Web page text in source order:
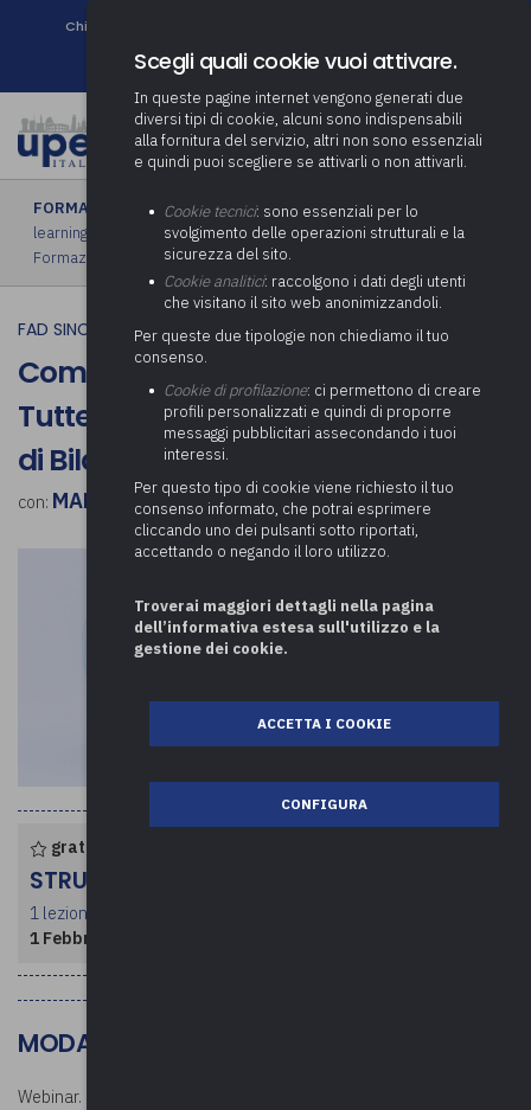
Chi siamo
Newsletter
FORMAZIONE ›FAD sincrona (in diretta)|FAD asincrona (e-
learning)
Formazione obbligatoria|Formazione in aula|
Formazione in house|Piano formativo gratuito associati
FAD SINCRONA (IN DIRETTA)
Come si va in pensione nel 2024?
Tutte le novità alla luce della Legge
di Bilancio per il 2024
con: MANUELA NALDI
gratuito per enti associati
STRUTTURA CORSO
1 lezione per un totale di 3 ore
1 Febbraio 2024
MODALITÀ DI SVOLGIMENTO
Webinar.
Scegli quali cookie vuoi attivare.
In queste pagine internet vengono generati due
diversi tipi di cookie, alcuni sono indispensabili
alla fornitura del servizio, altri non sono essenziali
e quindi puoi scegliere se attivarli o non attivarli.
Cookie tecnici: sono essenziali per lo
svolgimento delle operazioni strutturali e la
sicurezza del sito.
Cookie analitici: raccolgono i dati degli utenti
che visitano il sito web anonimizzandoli.
Per queste due tipologie non chiediamo il tuo
consenso.
Cookie di profilazione: ci permettono di creare
profili personalizzati e quindi di proporre
messaggi pubblicitari assecondando i tuoi
interessi.
Per questo tipo di cookie viene richiesto il tuo
consenso informato, che potrai esprimere
cliccando uno dei pulsanti sotto riportati,
accettando o negando il loro utilizzo.
Troverai maggiori dettagli nella pagina
dell’informativa estesa sull'utilizzo e la
gestione dei cookie.
ACCETTA I COOKIE
CONFIGURA